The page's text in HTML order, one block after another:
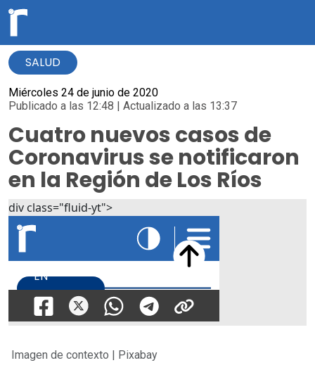
SALUD
Miércoles 24 de junio de 2020
Publicado a las 12:48 | Actualizado a las 13:37
Cuatro nuevos casos de
Coronavirus se notificaron
en la Región de Los Ríos
div class="fluid-yt">
Imagen de contexto | Pixabay